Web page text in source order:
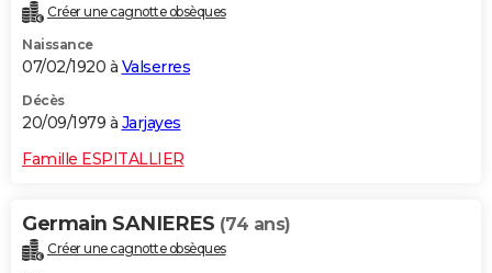
Créer une cagnotte obsèques
Naissance
07/02/1920 à Valserres
Décès
20/09/1979 à Jarjayes
Famille ESPITALLIER
Germain SANIERES (74 ans)
Créer une cagnotte obsèques